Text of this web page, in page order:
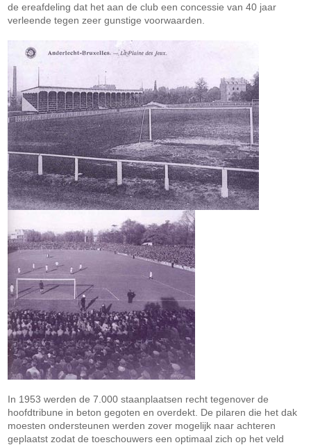
de ereafdeling dat het aan de club een concessie van 40 jaar
verleende tegen zeer gunstige voorwaarden.
In 1953 werden de 7.000 staanplaatsen recht tegenover de
hoofdtribune in beton gegoten en overdekt. De pilaren die het dak
moesten ondersteunen werden zover mogelijk naar achteren
geplaatst zodat de toeschouwers een optimaal zich op het veld